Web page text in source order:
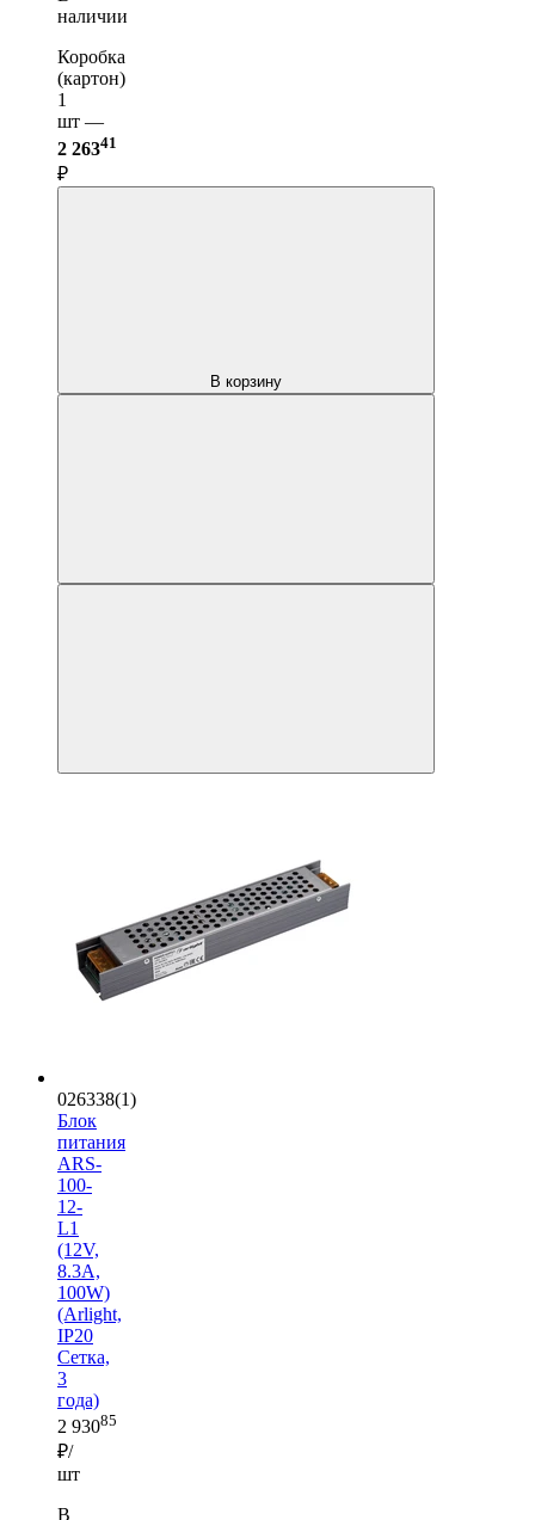
наличии
Коробка
(картон)
1
шт —
2 26341
₽
В корзину
026338(1)
Блок
питания
ARS-
100-
12-
L1
(12V,
8.3A,
100W)
(Arlight,
IP20
Сетка,
3
года)
2 93085
₽/
шт
В